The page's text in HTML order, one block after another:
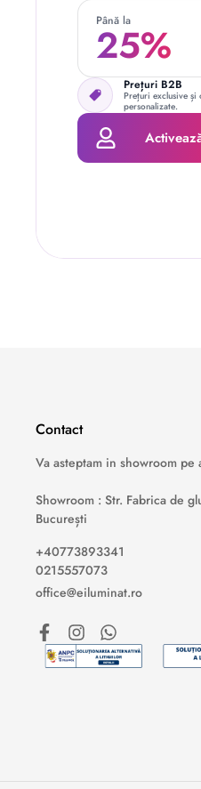
Până la
25%
Prețuri B2B
Prețuri exclusive și
personalizate.
Contact
Va asteptam in showroom pe
Showroom : Str. Fabrica de
București
+40773893341
0215557073
office@eiluminat.ro